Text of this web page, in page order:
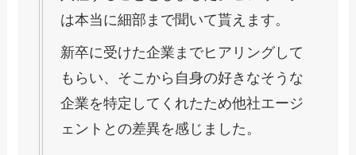
は本当に細部まで聞いて貰えます。
新卒に受けた企業までヒアリングして
もらい、そこから自身の好きなそうな
企業を特定してくれたため他社エージ
ェントとの差異を感じました。